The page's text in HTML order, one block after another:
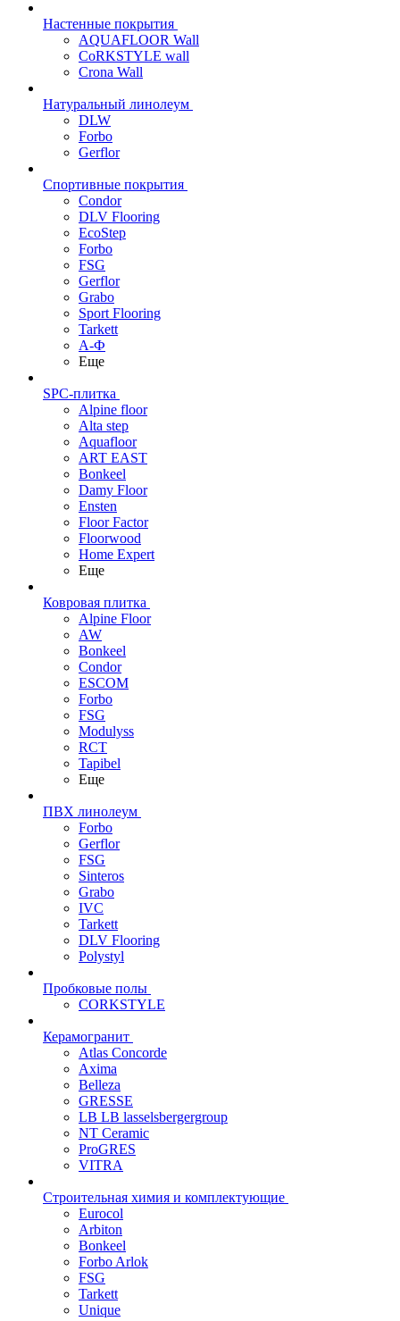
Настенные покрытия
AQUAFLOOR Wall
CoRKSTYLE wall
Crona Wall
Натуральный линолеум
DLW
Forbo
Gerflor
Спортивные покрытия
Condor
DLV Flooring
EcoStep
Forbo
FSG
Gerflor
Grabo
Sport Flooring
Tarkett
А-Ф
Еще
SPC-плитка
Alpine floor
Alta step
Aquafloor
ART EAST
Bonkeel
Damy Floor
Ensten
Floor Factor
Floorwood
Home Expert
Еще
Ковровая плитка
Alpine Floor
AW
Bonkeel
Condor
ESCOM
Forbo
FSG
Modulyss
RCT
Tapibel
Еще
ПВХ линолеум
Forbo
Gerflor
FSG
Sinteros
Grabo
IVC
Tarkett
DLV Flooring
Polystyl
Пробковые полы
CORKSTYLE
Керамогранит
Atlas Concorde
Axima
Belleza
GRESSE
LB LB lasselsbergergroup
NT Ceramic
ProGRES
VITRA
Строительная химия и комплектующие
Eurocol
Arbiton
Bonkeel
Forbo Arlok
FSG
Tarkett
Unique